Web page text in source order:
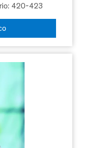
420-423